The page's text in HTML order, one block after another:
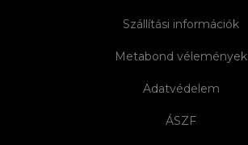
Szállítási információk
Metabond vélemények
Adatvédelem
ÁSZF